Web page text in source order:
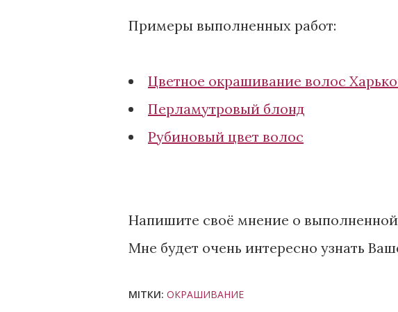
Примеры выполненных работ:
Цветное окрашивание волос
Перламутровый блонд
Рубиновый цвет волос
Напишите своё мнение о
Мне будет очень интересно узнать
МІТКИ: ОКРАШИВАНИЕ